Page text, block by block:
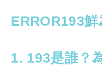
ERROR193
1. 193是誰？